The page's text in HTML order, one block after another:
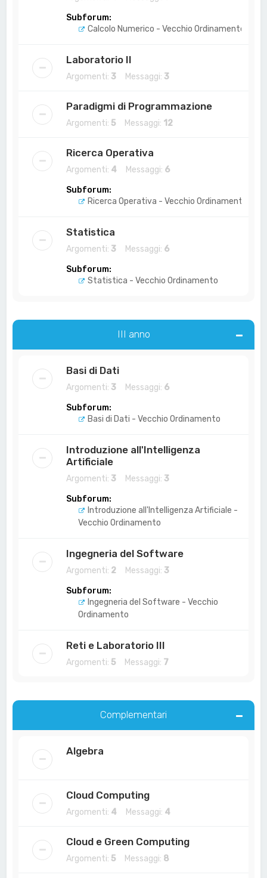
Subforum:
Calcolo Numerico - Vecchio Ordinamento
Laboratorio II
Argomenti: 3 Messaggi: 3
Paradigmi di Programmazione
Argomenti: 5 Messaggi: 12
Ricerca Operativa
Argomenti: 4 Messaggi: 6
Subforum:
Ricerca Operativa - Vecchio Ordinamento
Statistica
Argomenti: 3 Messaggi: 6
Subforum:
Statistica - Vecchio Ordinamento
III anno
Basi di Dati
Argomenti: 3 Messaggi: 6
Subforum:
Basi di Dati - Vecchio Ordinamento
Introduzione all'Intelligenza
Artificiale
Argomenti: 3 Messaggi: 3
Subforum:
Introduzione all'Intelligenza Artificiale -
Vecchio Ordinamento
Ingegneria del Software
Argomenti: 2 Messaggi: 3
Subforum:
Ingegneria del Software - Vecchio
Ordinamento
Reti e Laboratorio III
Argomenti: 5 Messaggi: 7
Complementari
Algebra
Cloud Computing
Argomenti: 4 Messaggi: 4
Cloud e Green Computing
Argomenti: 5 Messaggi: 8